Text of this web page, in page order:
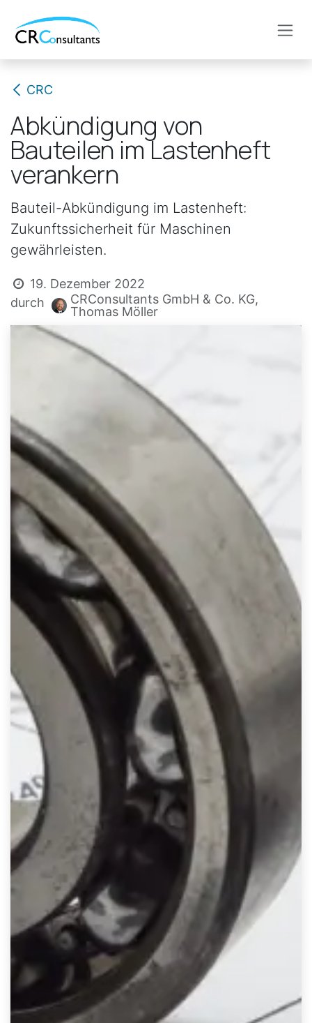
CRC
Abkündigung von
Bauteilen im Lastenheft
verankern
Bauteil-Abkündigung im Lastenheft:
Zukunftssicherheit für Maschinen
gewährleisten.
19. Dezember 2022
durch
CRConsultants GmbH & Co. KG,
Thomas Möller